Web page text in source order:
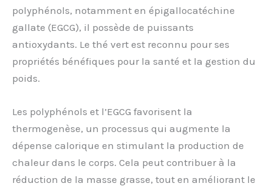
polyphénols, notamment en épigallocatéchine
gallate (EGCG), il possède de puissants
antioxydants. Le thé vert est reconnu pour ses
propriétés bénéfiques pour la santé et la gestion du
poids.
Les polyphénols et l’EGCG favorisent la
thermogenèse, un processus qui augmente la
dépense calorique en stimulant la production de
chaleur dans le corps. Cela peut contribuer à la
réduction de la masse grasse, tout en améliorant le